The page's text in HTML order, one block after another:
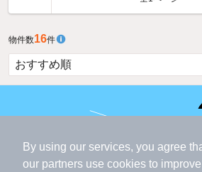
By using our services, you agree
our partners use cookies to improve
物件数16件
ページ移動なしで